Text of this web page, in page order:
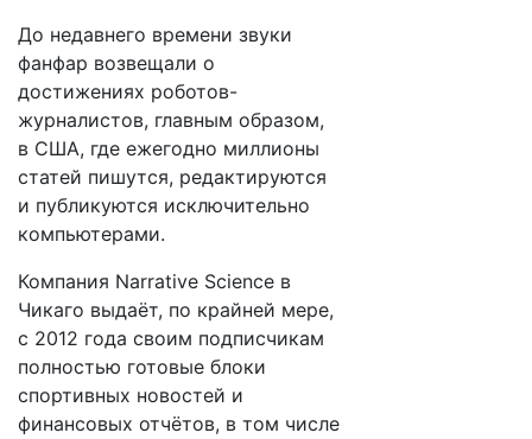
До недавнего времени звуки
фанфар возвещали о
достижениях роботов-
журналистов, главным образом,
в США, где ежегодно миллионы
статей пишутся, редактируются
и публикуются исключительно
компьютерами.
Компания Narrative Science в
Чикаго выдаёт, по крайней мере,
с 2012 года своим подписчикам
полностью готовые блоки
спортивных новостей и
финансовых отчётов, в том числе